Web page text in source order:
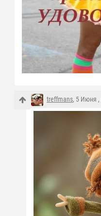
treffmans, 5 Июня ,